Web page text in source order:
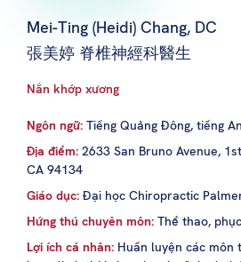
Mei-Ting (Heidi) Chang, DC
張美婷 脊椎神經科醫生
Nắn khớp xương
Ngôn ngữ: Tiếng Quảng Đông, tiếng
Địa điểm: 2633 San Bruno Avenue,
CA 94134
Giáo dục: Đại học Chiropractic
Hứng thú chuyên môn: Thể thao,
Lợi ích cá nhân: Huấn luyện các